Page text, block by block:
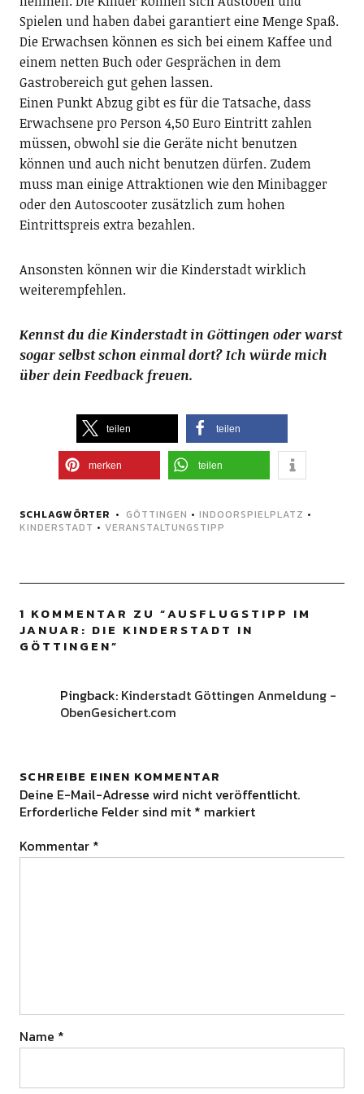
Spielen und haben dabei garantiert eine Menge Spaß.
Die Erwachsen können es sich bei einem Kaffee und
einem netten Buch oder Gesprächen in dem
Gastrobereich gut gehen lassen.
Einen Punkt Abzug gibt es für die Tatsache, dass
Erwachsene pro Person 4,50 Euro Eintritt zahlen
müssen, obwohl sie die Geräte nicht benutzen
können und auch nicht benutzen dürfen. Zudem
muss man einige Attraktionen wie den Minibagger
oder den Autoscooter zusätzlich zum hohen
Eintrittspreis extra bezahlen.
Ansonsten können wir die Kinderstadt wirklich
weiterempfehlen.
Kennst du die Kinderstadt in Göttingen oder warst
sogar selbst schon einmal dort? Ich würde mich
über dein Feedback freuen.
teilen teilen
merken teilen
SCHLAGWÖRTER GÖTTINGEN • INDOORSPIELPLATZ •
KINDERSTADT • VERANSTALTUNGSTIPP
1 KOMMENTAR ZU “AUSFLUGSTIPP IM
JANUAR: DIE KINDERSTADT IN
GÖTTINGEN”
Pingback: Kinderstadt Göttingen Anmeldung -
ObenGesichert.com
SCHREIBE EINEN KOMMENTAR
Deine E-Mail-Adresse wird nicht veröffentlicht.
Erforderliche Felder sind mit * markiert
Kommentar *
Name *